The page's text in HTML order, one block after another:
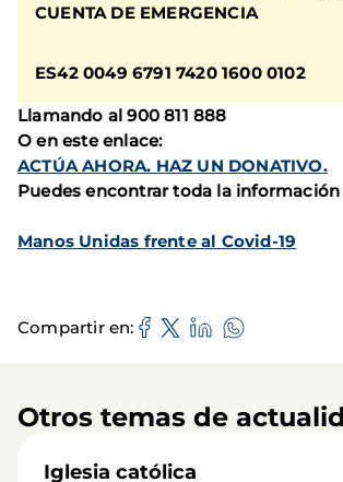
CUENTA DE EMERGENCIA
ES42 0049 6791 7420 1600 0102
Llamando al 900 811 888
O en este enlace:
ACTÚA AHORA. HAZ UN DONATIVO.
Puedes encontrar toda la información
Manos Unidas frente al Covid-19
Compartir en
Otros temas de
Iglesia católica